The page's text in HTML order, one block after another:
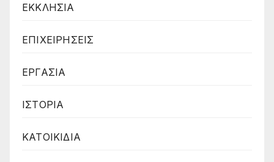
ΕΚΚΛΗΣΙΑ
ΕΠΙΧΕΙΡΗΣΕΙΣ
ΕΡΓΑΣΙΑ
ΙΣΤΟΡΙΑ
ΚΑΤΟΙΚΙΔΙΑ